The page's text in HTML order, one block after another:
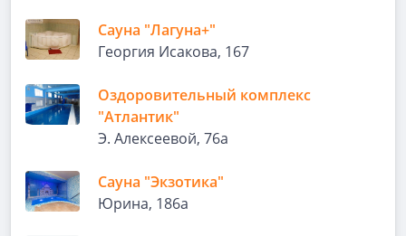
Сауна "Лагуна+"
Георгия Исакова, 167
Оздоровительный комплекс
"Атлантик"
Э. Алексеевой, 76а
Сауна "Экзотика"
Юрина, 186а